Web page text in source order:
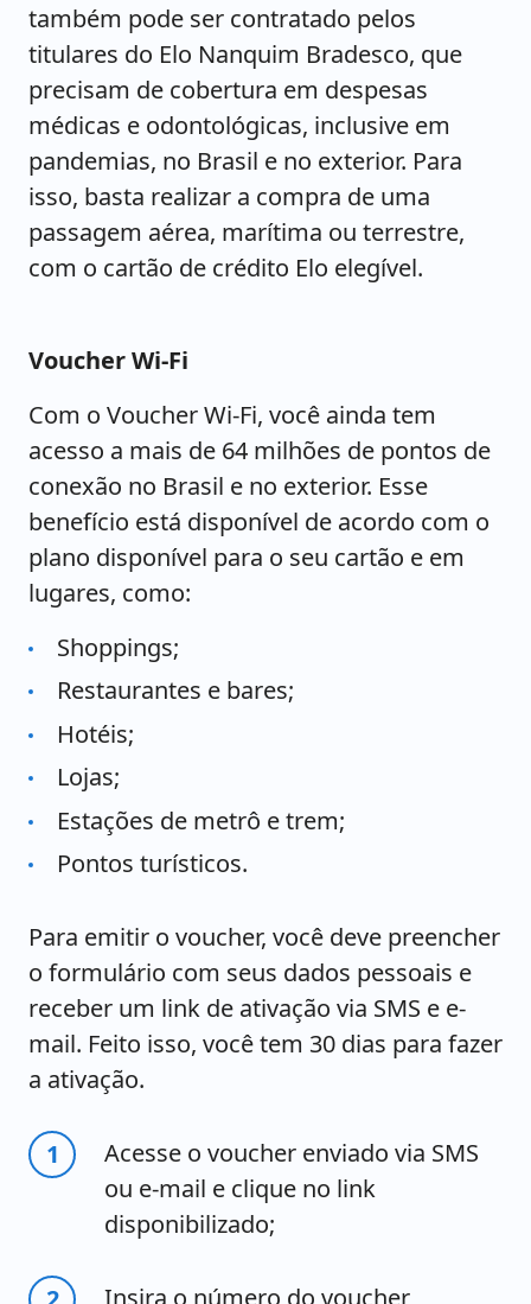
também pode ser contratado pelos
titulares do Elo Nanquim Bradesco, que
precisam de cobertura em despesas
médicas e odontológicas, inclusive em
pandemias, no Brasil e no exterior. Para
isso, basta realizar a compra de uma
passagem aérea, marítima ou terrestre,
com o cartão de crédito Elo elegível.
Voucher Wi-Fi
Com o Voucher Wi-Fi, você ainda tem
acesso a mais de 64 milhões de pontos de
conexão no Brasil e no exterior. Esse
benefício está disponível de acordo com o
plano disponível para o seu cartão e em
lugares, como:
Shoppings;
Restaurantes e bares;
Hotéis;
Lojas;
Estações de metrô e trem;
Pontos turísticos.
Para emitir o voucher, você deve preencher
o formulário com seus dados pessoais e
receber um link de ativação via SMS e e-
mail. Feito isso, você tem 30 dias para fazer
a ativação.
Acesse o voucher enviado via SMS
ou e-mail e clique no link
disponibilizado;
Insira o número do voucher